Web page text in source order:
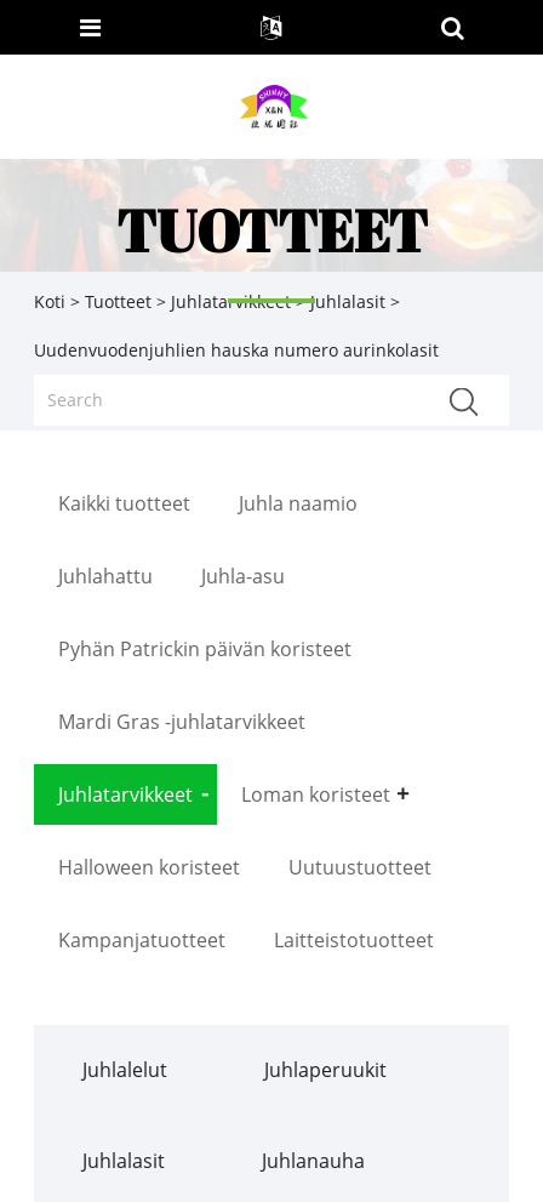
TUOTTEET
Koti > Tuotteet> Juhlatarvikkeet>Juhlalasit>
Uudenvuodenjuhlien hauska numero aurinkolasit
Kaikki tuotteet Juhla naamio
Juhlahattu Juhla-asu
Pyhän Patrickin päivän koristeet
Mardi Gras -juhlatarvikkeet
Juhlatarvikkeet Loman koristeet
Halloween koristeet Uutuustuotteet
Kampanjatuotteet Laitteistotuotteet
Juhlalelut Juhlaperuukit
Juhlalasit Juhlanauha